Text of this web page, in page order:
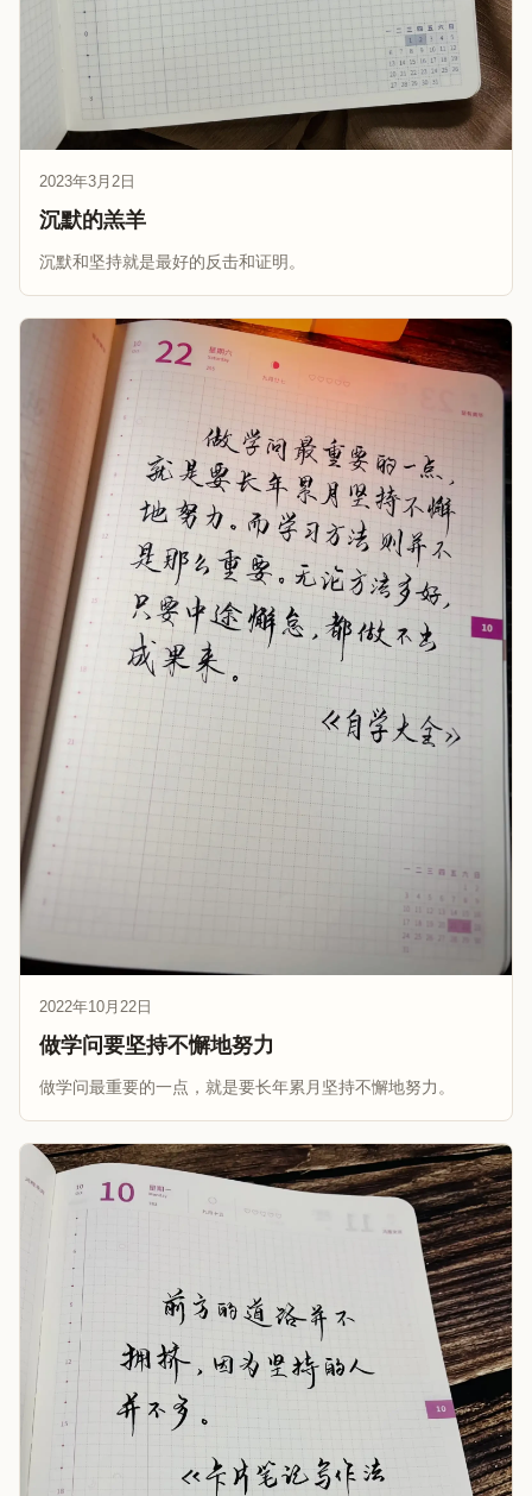
2023年3月2日
沉默的羔羊
沉默和坚持就是最好的反击和证明。
2022年10月22日
做学问要坚持不懈地努力
做学问最重要的一点，就是要长年累月坚持不懈地努力。